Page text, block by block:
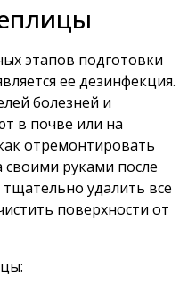
этапов подготовки
ее дезинфекция.
болезней и
в почве или на
отремонтировать
своими руками после
удалить все
поверхности от